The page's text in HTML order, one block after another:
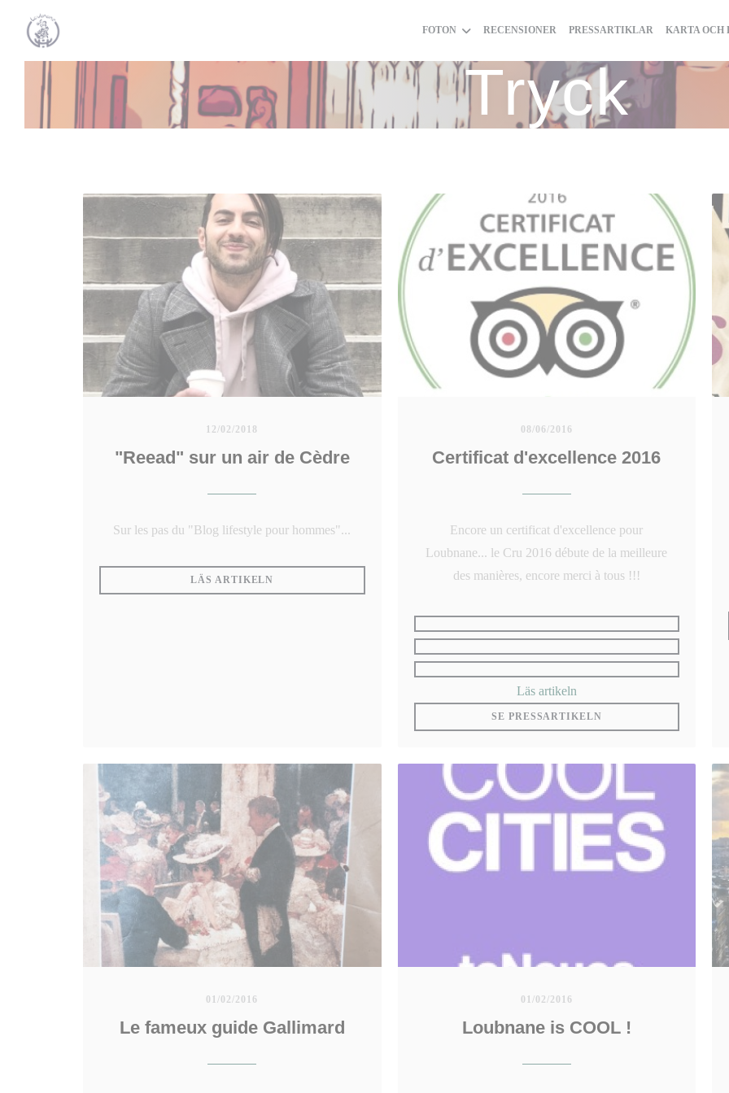
Cookie- hanteringspanel
FOTON RECENSIONER PRESSARTIKLAR KARTA OCH
Tryck
12/02/2018
"Reead" sur un air de Cèdre
Sur les pas du "Blog lifestyle pour hommes"...
LÄS ARTIKELN
08/06/2016
Certificat d'excellence 2016
Encore un certificat d'excellence pour
Loubnane... le Cru 2016 débute de la meilleure
des manières, encore merci à tous !!!
Läs artikeln((öppnas i ett nytt fönster))
SE PRESSARTIKELN((ÖPPNAS I ETT NYTT
01/02/2016
Le fameux guide Gallimard
01/02/2016
Loubnane is COOL !